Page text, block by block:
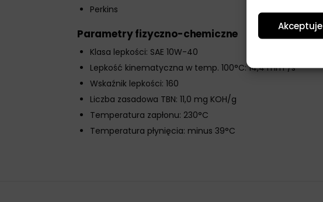
Akceptuje
Perkins
Parametry fizyczno-chemiczne
Klasa lepkości: SAE 10W-40
Lepkość kinematyczna w temp. 100°C: 14,4 mm²/s
Wskaźnik lepkości: 160
Liczba zasadowa TBN: 11,0 mg KOH/g
Temperatura zapłonu: 230°C
Temperatura płynięcia: minus 39°C